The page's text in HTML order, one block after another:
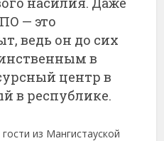
— это
ведь он до сих
в
центр в
в республике.
из Мангистауской